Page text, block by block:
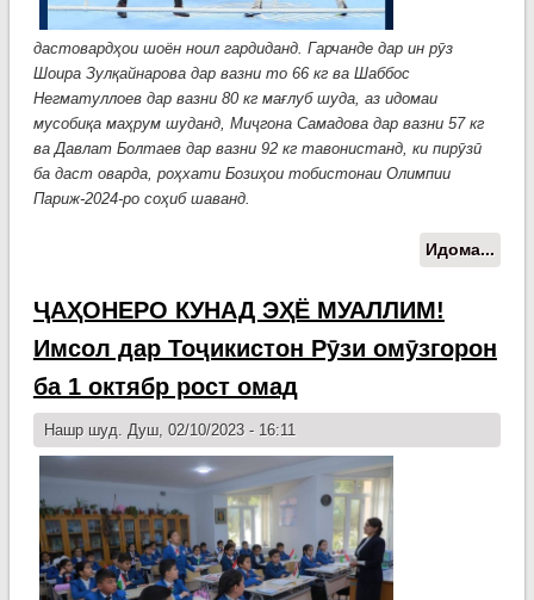
дастовардҳои шоён ноил гардиданд. Гарчанде дар ин рӯз
Шоира Зулқайнарова дар вазни то 66 кг ва Шаббос
Негматуллоев дар вазни 80 кг мағлуб шуда, аз идомаи
мусобиқа маҳрум шуданд, Миҷгона Самадова дар вазни 57 кг
ва Давлат Болтаев дар вазни 92 кг тавонистанд, ки пирӯзӣ
ба даст оварда, роҳхати Бозиҳои тобистонаи Олимпии
Париж-2024-ро соҳиб шаванд.
Идома...
ва
ҶАҲОНЕРО КУНАД ЭҲЁ МУАЛЛИМ!
Имсол дар Тоҷикистон Рӯзи омӯзгорон
ба 1 октябр рост омад
Нашр шуд. Душ, 02/10/2023 - 16:11